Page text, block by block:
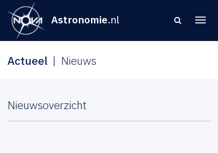
Astronomie.nl
Actueel Nieuws
Nieuwsoverzicht